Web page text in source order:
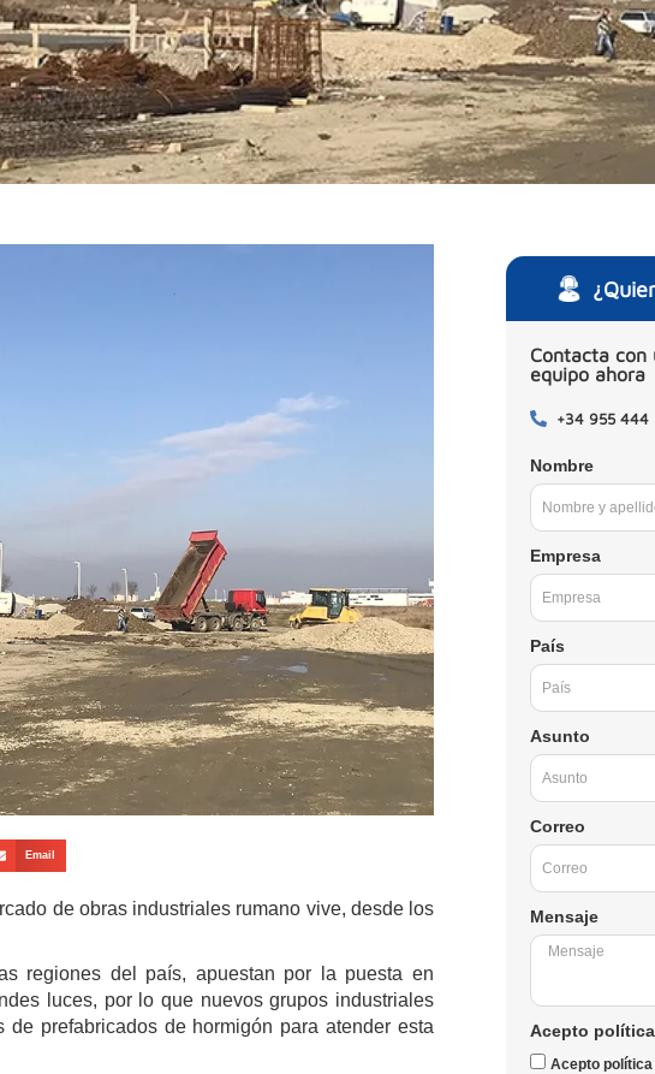
Email
de obras industriales rumano vive, desde los
regiones del país, apuestan por la puesta en
luces, por lo que nuevos grupos industriales
prefabricados de hormigón para atender esta
Contacta con
equipo ahora
+34 955 444
Nombre
Empresa
País
Asunto
Correo
Mensaje
Acepto política
Acepto